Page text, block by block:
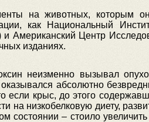
на животных, которым
как Национальный
Американский Центр
изданиях.
неизменно вызывал
абсолютно
если крыс, до этого
на низкобелковую диету,
состоянии – стоило